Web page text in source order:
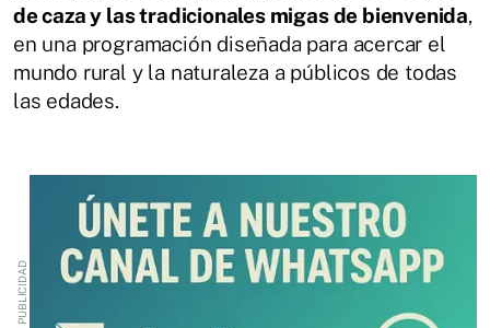
de caza y las tradicionales migas de bienvenida,
en una programación diseñada para acercar el
mundo rural y la naturaleza a públicos de todas
las edades.